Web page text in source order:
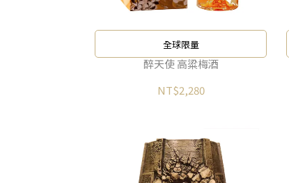
全球限量
醉天使 高粱梅酒
NT$2,280